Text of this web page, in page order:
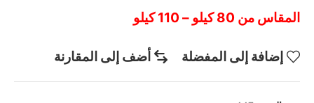
المقاس من 80 كيلو – 110 كيلو
إضافة إلى المفضلة أضف إلى المقارنة